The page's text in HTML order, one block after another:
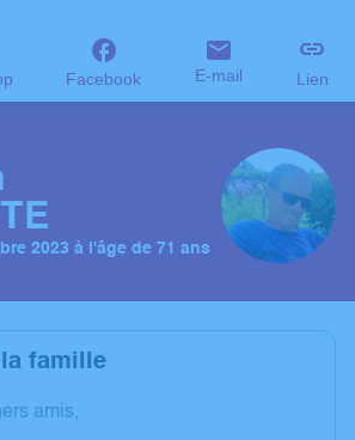
Facebook E-mail Lien
2023 à l'âge de 71 ans
famille
amis,